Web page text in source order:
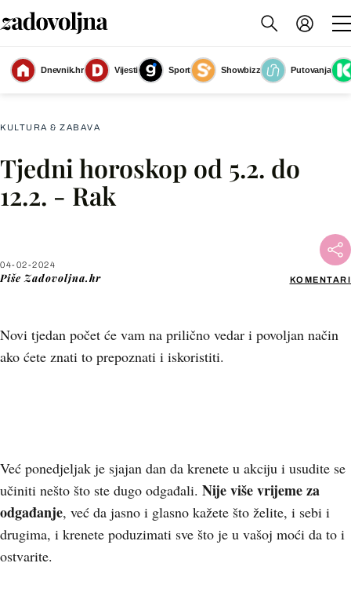
Dnevnik.hr Vijesti Sport Showbizz
Putovanja
Tjedni horoskop za veljaču
(Foto: Zadovoljna.hr)
KULTURA & ZABAVA
Tjedni horoskop od 5.2. do
12.2. - Rak
04-02-2024
Piše Zadovoljna.hr KOMENTARI
Novi tjedan počet će vam na prilično vedar i povoljan način
ako ćete znati to prepoznati i iskoristiti.
Facebook
Već ponedjeljak je sjajan dan da krenete u akciju i usudite se
učiniti nešto što ste dugo odgađali. Nije više vrijeme za
odgađanje, već da jasno i glasno kažete što želite, i sebi i
drugima, i krenete poduzimati sve što je u vašoj moći da to i
ostvarite.